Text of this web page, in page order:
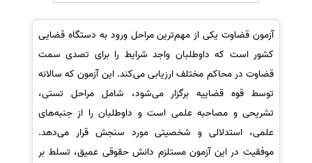
آزمون قضاوت یکی از مهم‌ترین مراحل ورود به دستگاه قضایی
کشور است که داوطلبان واجد شرایط را برای تصدی سمت
قضاوت در محاکم مختلف ارزیابی می‌کند. این آزمون که سالانه
توسط قوه قضاییه برگزار می‌شود، شامل مراحل تستی،
تشریحی و مصاحبه علمی است و داوطلبان را از جنبه‌های
علمی، استدلالی و شخصیتی مورد سنجش قرار می‌دهد.
موفقیت در این آزمون مستلزم دانش حقوقی عمیق، تسلط بر